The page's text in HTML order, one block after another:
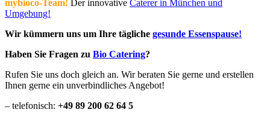
mybioco-Team! Der innovative Caterer in München und
Umgebung!
Wir kümmern uns um Ihre tägliche gesunde Essenspause!
Haben Sie Fragen zu Bio Catering?
Rufen Sie uns doch gleich an. Wir beraten Sie gerne und erstellen
Ihnen gerne ein unverbindliches Angebot!
– telefonisch: +49 89 200 62 64 5